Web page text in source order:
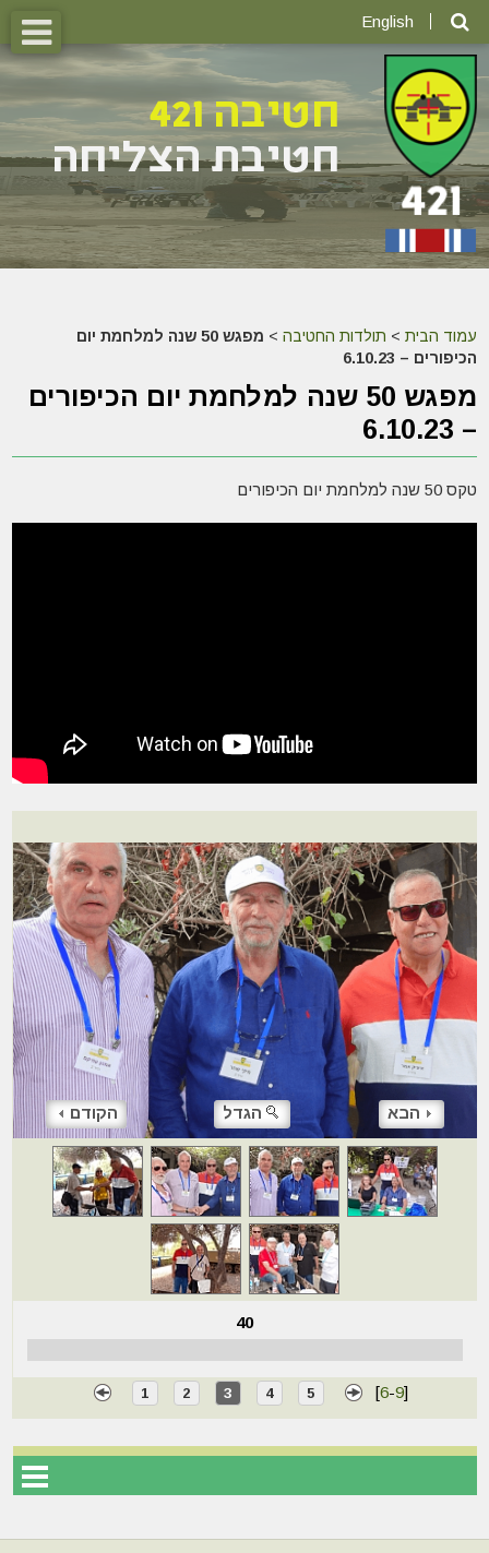
English
עמוד הבית > תולדות החטיבה >
מפגש 50 שנה למלחמת יום
הכיפורים – 6.10.23
מפגש 50 שנה למלחמת יום הכיפורים
– 6.10.23
טקס 50 שנה למלחמת יום הכיפורים
הקודם הגדל הבא
40
1 2 3 4 5 [6-9]